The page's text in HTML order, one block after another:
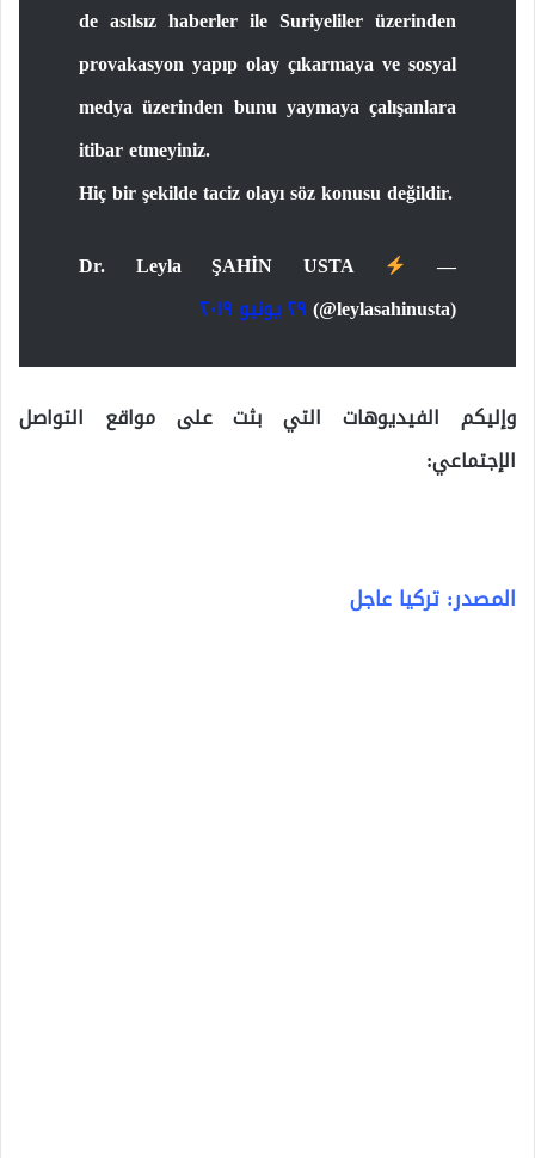
de asılsız haberler ile Suriyeliler üzerinden
provakasyon yapıp olay çıkarmaya ve sosyal
medya üzerinden bunu yaymaya çalışanlara
itibar etmeyiniz.
Hiç bir şekilde taciz olayı söz konusu değildir.
— Dr. Leyla ŞAHİN USTA
(@leylasahinusta)٢٩ يونيو ٢٠١٩
وإليكم الفيديوهات التي بثت على مواقع التواصل
الإجتماعي:
المصدر: تركيا عاجل